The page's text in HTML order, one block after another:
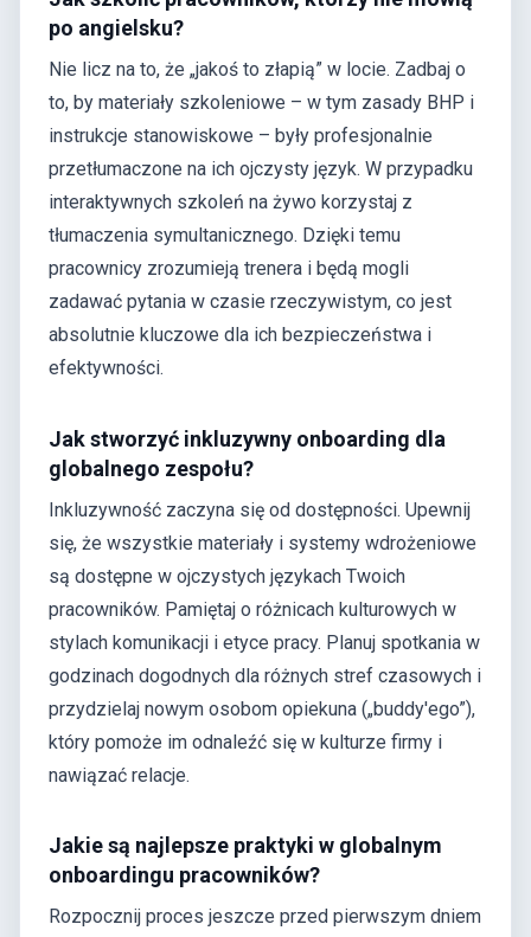
po angielsku?
Nie licz na to, że „jakoś to złapią” w locie. Zadbaj o
to, by materiały szkoleniowe – w tym zasady BHP i
instrukcje stanowiskowe – były profesjonalnie
przetłumaczone na ich ojczysty język. W przypadku
interaktywnych szkoleń na żywo korzystaj z
tłumaczenia symultanicznego. Dzięki temu
pracownicy zrozumieją trenera i będą mogli
zadawać pytania w czasie rzeczywistym, co jest
absolutnie kluczowe dla ich bezpieczeństwa i
efektywności.
Jak stworzyć inkluzywny onboarding dla
globalnego zespołu?
Inkluzywność zaczyna się od dostępności. Upewnij
się, że wszystkie materiały i systemy wdrożeniowe
są dostępne w ojczystych językach Twoich
pracowników. Pamiętaj o różnicach kulturowych w
stylach komunikacji i etyce pracy. Planuj spotkania w
godzinach dogodnych dla różnych stref czasowych i
przydzielaj nowym osobom opiekuna („buddy'ego”),
który pomoże im odnaleźć się w kulturze firmy i
nawiązać relacje.
Jakie są najlepsze praktyki w globalnym
onboardingu pracowników?
Rozpocznij proces jeszcze przed pierwszym dniem